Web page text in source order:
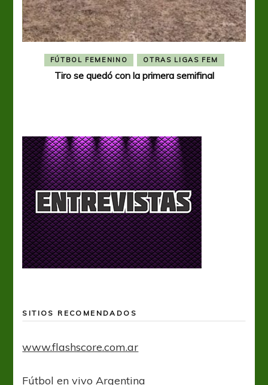
FÚTBOL FEMENINO OTRAS LIGAS FEM
Tiro se quedó con la primera semifinal
SITIOS RECOMENDADOS
www.flashscore.com.ar
Fútbol en vivo Argentina